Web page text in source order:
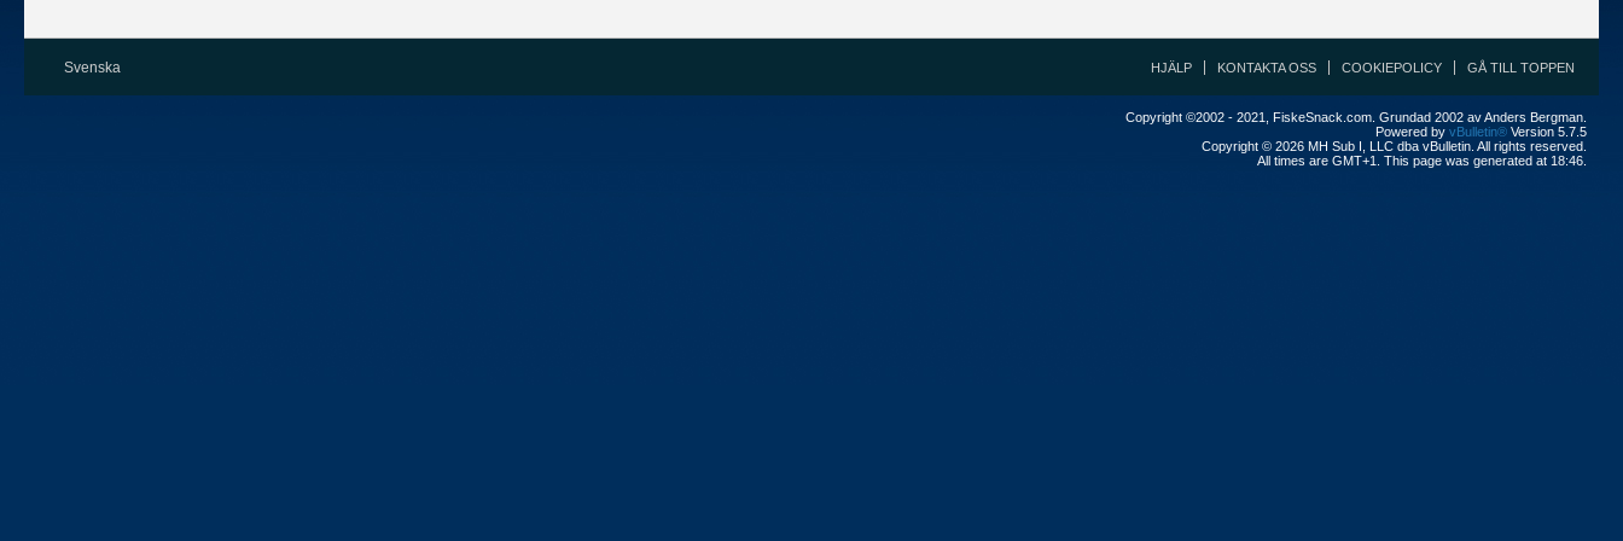
Svenska HJÄLP KONTAKTA OSS COOKIEPOLICY GÅ TILL TOPPEN
Copyright ©2002 - 2021, FiskeSnack.com. Grundad 2002 av Anders Bergman.
Powered by vBulletin® Version 5.7.5
Copyright © 2026 MH Sub I, LLC dba vBulletin. All rights reserved.
All times are GMT+1. This page was generated at 18:46.